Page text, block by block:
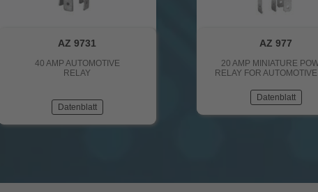
AZ 9731
40 AMP AUTOMOTIVE
RELAY
Datenblatt
AZ 977
20 AMP MINIATURE
RELAY FOR
Datenblatt